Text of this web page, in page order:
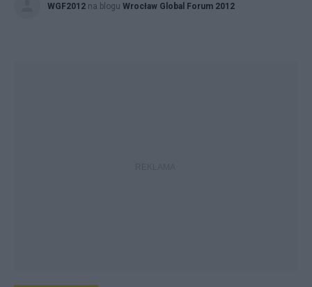
WGF2012 na blogu Wrocław Global Forum 2012